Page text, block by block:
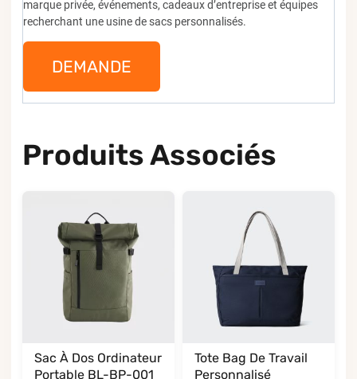
marque privée, événements, cadeaux d’entreprise et équipes
recherchant une usine de sacs personnalisés.
DEMANDE
Produits Associés
Sac À Dos Ordinateur
Portable BL-BP-001
Tote Bag De Travail
Personnalisé